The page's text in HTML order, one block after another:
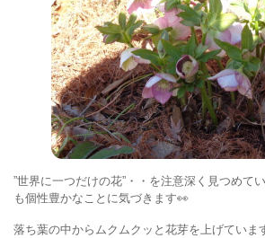
”世界に一つだけの花”・・を注意深く見つめて
も個性豊かなことに気づきます👀
落ち葉の中からムクムクッと花芽を上げていま